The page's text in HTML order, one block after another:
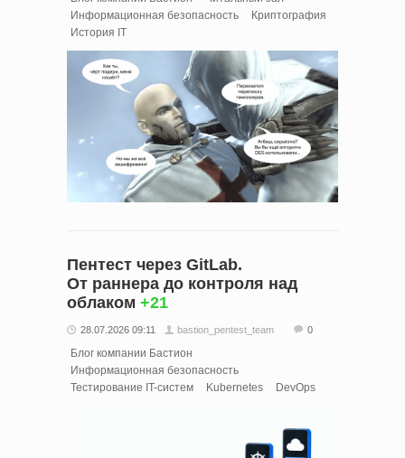
Информационная безопасность
Криптография
История IT
Пентест через GitLab.
От раннера до контроля над
облаком +21
28.07.2026 09:11 bastion_pentest_team 0
Блог компании Бастион
Информационная безопасность
Тестирование IT-систем
Kubernetes DevOps